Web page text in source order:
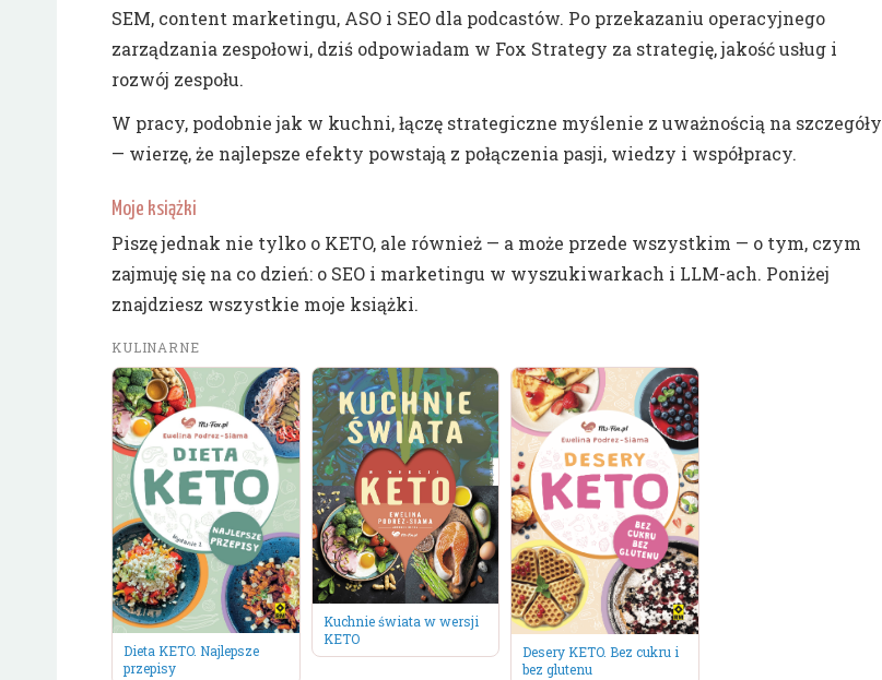
SEM, content marketingu, ASO i SEO dla podcastów. Po przekazaniu operacyjnego
zarządzania zespołowi, dziś odpowiadam w Fox Strategy za strategię, jakość usług i
rozwój zespołu.
W pracy, podobnie jak w kuchni, łączę strategiczne myślenie z uważnością na szczegóły
— wierzę, że najlepsze efekty powstają z połączenia pasji, wiedzy i współpracy.
Moje książki
Piszę jednak nie tylko o KETO, ale również — a może przede wszystkim — o tym, czym
zajmuję się na co dzień: o SEO i marketingu w wyszukiwarkach i LLM-ach. Poniżej
znajdziesz wszystkie moje książki.
KULINARNE
Dieta KETO. Najlepsze
przepisy
Kuchnie świata w wersji
KETO
Desery KETO. Bez cukru i
bez glutenu